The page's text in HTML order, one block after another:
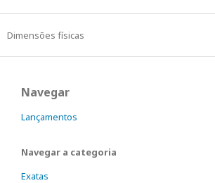
Dimensões físicas
Navegar
Lançamentos
Navegar a categoria
Exatas